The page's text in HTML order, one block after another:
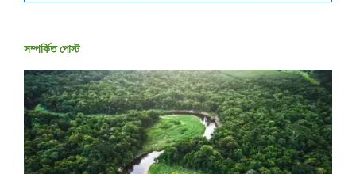
সম্পর্কিত পোস্ট